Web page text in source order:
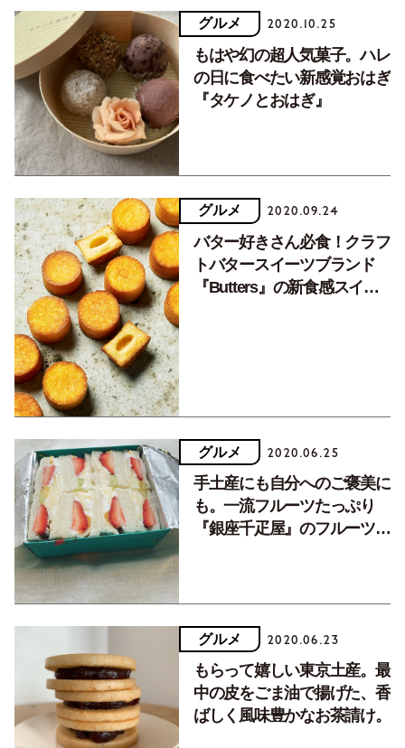
グルメ 2020.10.25
もはや幻の超人気菓子。ハレ
の日に食べたい新感覚おはぎ
『タケノとおはぎ』
グルメ 2020.09.24
バター好きさん必食！クラフ
トバタースイーツブランド
『Butters』の新食感スイー
グルメ 2020.06.25
手土産にも自分へのご褒美に
も。一流フルーツたっぷり
『銀座千疋屋』のフルーツサ
グルメ 2020.06.23
もらって嬉しい東京土産。最
中の皮をごま油で揚げた、香
ばしく風味豊かなお茶請け。